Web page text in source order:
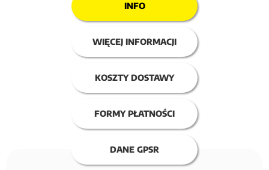
INFO
WIĘCEJ INFORMACJI
KOSZTY DOSTAWY
FORMY PŁATNOŚCI
DANE GPSR